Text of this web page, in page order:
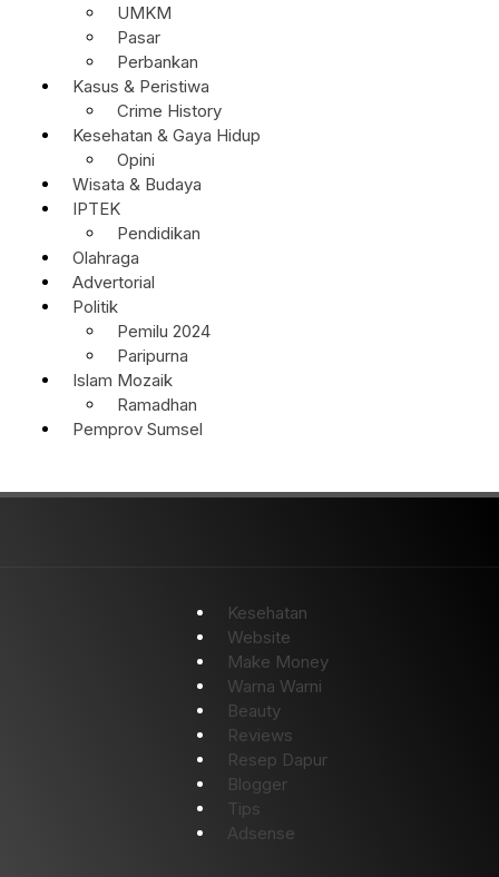
UMKM
Pasar
Perbankan
Kasus & Peristiwa
Crime History
Kesehatan & Gaya Hidup
Opini
Wisata & Budaya
IPTEK
Pendidikan
Olahraga
Advertorial
Politik
Pemilu 2024
Paripurna
Islam Mozaik
Ramadhan
Pemprov Sumsel
Kesehatan
Website
Make Money
Warna Warni
Beauty
Reviews
Resep Dapur
Blogger
Tips
Adsense